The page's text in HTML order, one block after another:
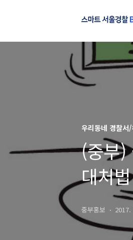
우리동네 경찰서
(중부)
대처법
중부홍보